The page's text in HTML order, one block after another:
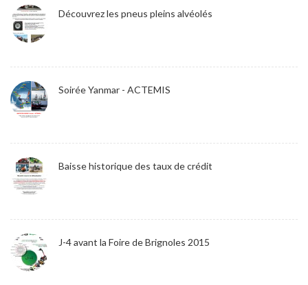
Découvrez les pneus pleins alvéolés
Soirée Yanmar - ACTEMIS
Baisse historique des taux de crédit
J-4 avant la Foire de Brignoles 2015